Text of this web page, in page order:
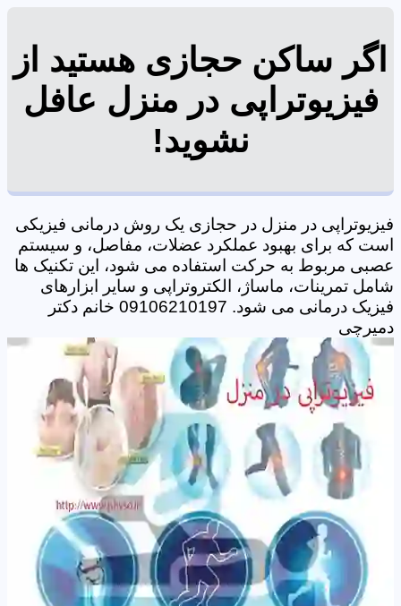
اگر ساکن حجازی هستید از
فیزیوتراپی در منزل عافل
نشوید!
فیزیوتراپی در منزل در حجازی یک روش درمانی فیزیکی
است که برای بهبود عملکرد عضلات، مفاصل، و سیستم
عصبی مربوط به حرکت استفاده می شود، این تکنیک ها
شامل تمرینات، ماساژ، الکتروتراپی و سایر ابزارهای
فیزیک درمانی می شود. 09106210197 خانم دکتر
دمیرچی